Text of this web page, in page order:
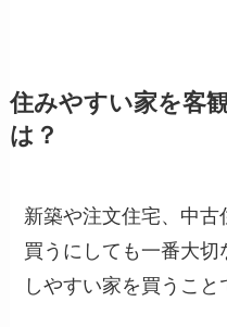
住みやすい家を客
は？
新築や注文住宅、中
買うにしても一番大
しやすい家を買うこと